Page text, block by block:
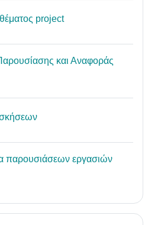
projectAssignment
και Αναφοράς
παρουσιάσεων εργασιών